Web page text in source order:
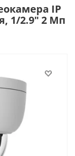
IP
1/2.9" 2 Мп